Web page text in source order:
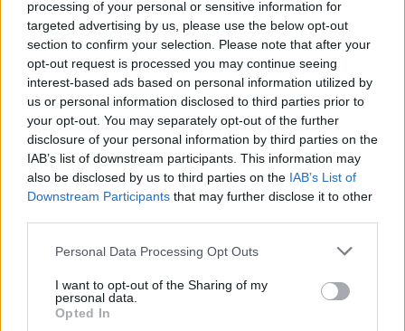
processing of your personal or sensitive information for
targeted advertising by us, please use the below opt-out
section to confirm your selection. Please note that after your
opt-out request is processed you may continue seeing
interest-based ads based on personal information utilized by
us or personal information disclosed to third parties prior to
your opt-out. You may separately opt-out of the further
disclosure of your personal information by third parties on the
IAB’s list of downstream participants. This information may
also be disclosed by us to third parties on the IAB’s List of
Downstream Participants that may further disclose it to other
Please note that this website/app uses one or more Google
not limited to your visit or usage behaviour. You may click to
grant or deny consent to Google and its third-party tags to
use your data for below specified purposes in below Google
Personal Data Processing Opt Outs
I want to opt-out of the Sharing of my
personal data.
Opted In
διαπιστώθηκε ότι δεν υπήρχαν επαρκείς
αποδείξεις που να επιβεβαιώνουν την ηλικία του.
ΔΙΑΦΗΜΙΣΗ